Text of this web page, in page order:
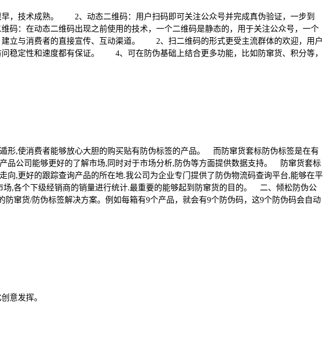
，技术成熟。 2、动态二维码：用户扫码即可关注公众号并完成真伪验证，一步到
：在动态二维码出现之前使用的技术，一个二维码是静态的，用于关注公众号，一个
立与消费者的直接宣传、互动渠道。 2、扫二维码的形式更受主流群体的欢迎，用户
定性和速度都有保证。 4、可在防伪基础上结合更多功能，比如防窜货、积分等，
,使消费者能够放心大胆的购买贴有防伪标签的产品。 而防窜货套标防伪标签是在有
品公司能够更好的了解市场,同时对于市场分析,防伪等方面提供数据支持。 防窜货套标
,更好的跟踪查询产品的所在地.我公司为企业专门提供了防伪物流码查询平台,能够在平
,各个下级经销商的销量进行统计.最重要的能够起到防窜货的目的。 二、倾松防伪公
窜货/防伪标签解决方案。例如每箱有9个产品，就会有9个防伪码，这9个防伪码会自动
发挥。